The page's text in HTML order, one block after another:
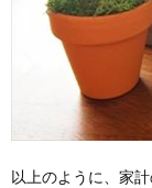
以上のように、家